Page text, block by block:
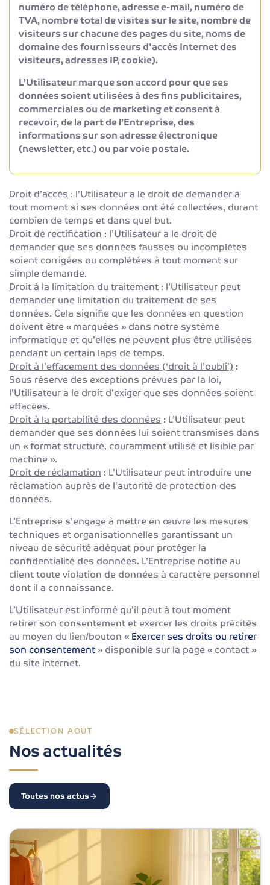
numéro de téléphone, adresse e-mail, numéro de
TVA, nombre total de visites sur le site, nombre de
visiteurs sur chacune des pages du site, noms de
domaine des fournisseurs d'accès Internet des
visiteurs, adresses IP, cookie).
L’Utilisateur marque son accord pour que ses
données soient utilisées à des fins publicitaires,
commerciales ou de marketing et consent à
recevoir, de la part de l’Entreprise, des
informations sur son adresse électronique
(newsletter, etc.) ou par voie postale.
Droit d’accès : l’Utilisateur a le droit de demander à
tout moment si ses données ont été collectées, durant
combien de temps et dans quel but.
Droit de rectification : l’Utilisateur a le droit de
demander que ses données fausses ou incomplètes
soient corrigées ou complétées à tout moment sur
simple demande.
Droit à la limitation du traitement : l’Utilisateur peut
demander une limitation du traitement de ses
données. Cela signifie que les données en question
doivent être « marquées » dans notre système
informatique et qu’elles ne peuvent plus être utilisées
pendant un certain laps de temps.
Droit à l’effacement des données (‘droit à l’oubli’) :
Sous réserve des exceptions prévues par la loi,
l’Utilisateur a le droit d’exiger que ses données soient
effacées.
Droit à la portabilité des données : L’Utilisateur peut
demander que ses données lui soient transmises dans
un « format structuré, couramment utilisé et lisible par
machine ».
Droit de réclamation : L’Utilisateur peut introduire une
réclamation auprès de l’autorité de protection des
données.
L’Entreprise s’engage à mettre en œuvre les mesures
techniques et organisationnelles garantissant un
niveau de sécurité adéquat pour protéger la
confidentialité des données. L’Entreprise notifie au
client toute violation de données à caractère personnel
dont il a connaissance.
L’Utilisateur est informé qu’il peut à tout moment
retirer son consentement et exercer les droits précités
au moyen du lien/bouton « Exercer ses droits ou retirer
son consentement » disponible sur la page « contact »
du site internet.
SÉLECTION AOUT
Nos actualités
Toutes nos actus